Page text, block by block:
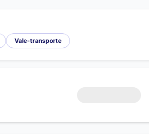
Vale-transporte